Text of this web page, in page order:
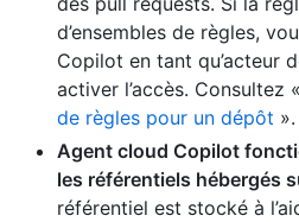
d’ensembles de règles,
Copilot en tant qu’acteur
activer l’accès. Consultez «
de règles pour un dépôt ».
Agent cloud Copilot
les référentiels hébergés
référentiel est stocké à